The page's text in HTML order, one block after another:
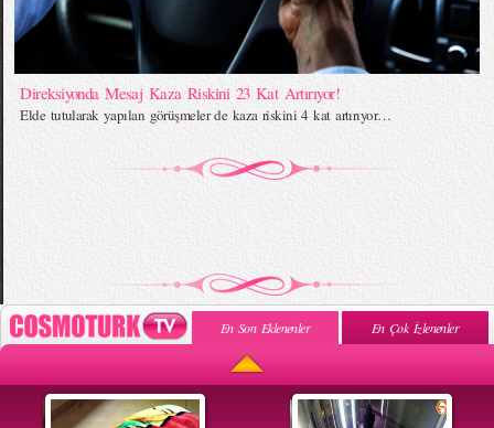
Direksiyonda Mesaj Kaza Riskini 23 Kat Artırıyor!
Elde tutularak yapılan görüşmeler de kaza riskini 4 kat artırıyor…
En Son Eklenenler En Çok İzlenenler